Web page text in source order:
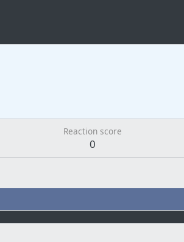
Reaction score
0